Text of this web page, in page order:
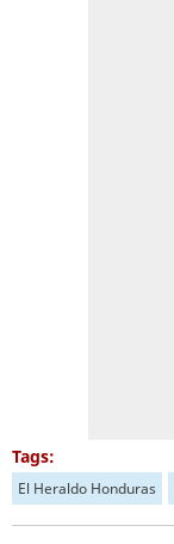
Tags:
El Heraldo Honduras